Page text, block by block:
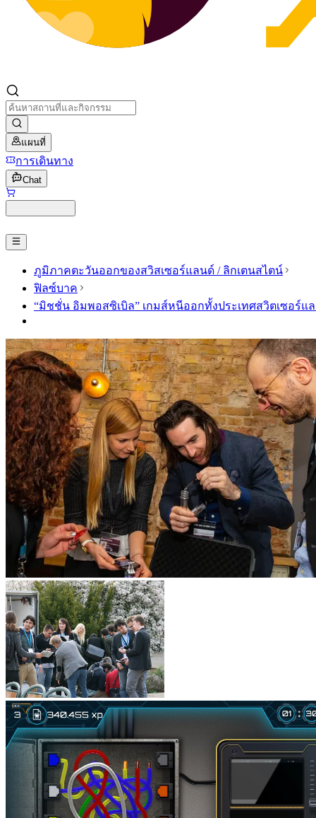
แผนที่
การเดินทาง
Chat
ภูมิภาคตะวันออกของสวิสเซอร์แลนด์ / ลิกเตนสไตน์
ฟิลซ์บาค
“มิชชั่น อิมพอสซิเบิล” เกมส์หนีออกทั้งประเทศสวิตเซอร์แ